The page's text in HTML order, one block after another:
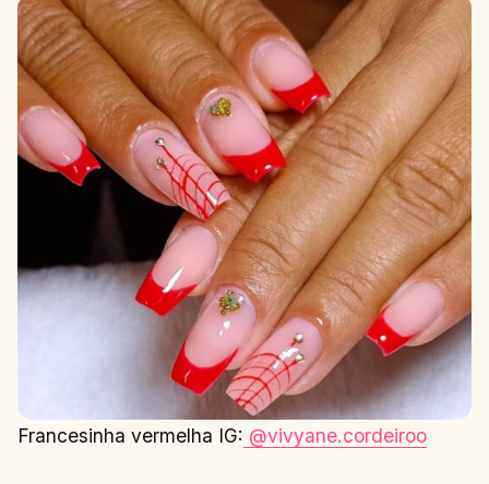
Francesinha vermelha IG: @vivyane.cordeiroo